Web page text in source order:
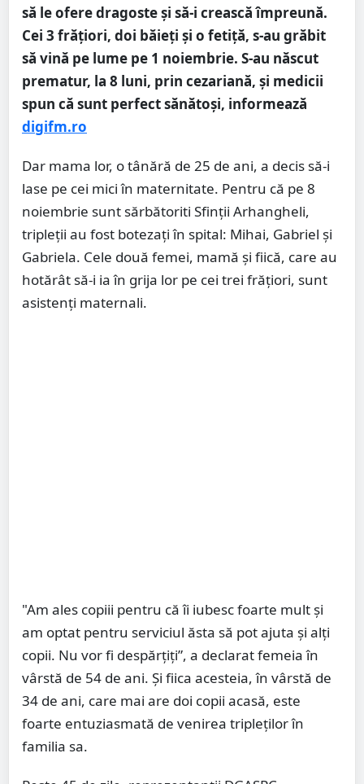
să le ofere dragoste și să-i crească împreună.
Cei 3 frățiori, doi băieți și o fetiță, s-au grăbit
să vină pe lume pe 1 noiembrie. S-au născut
prematur, la 8 luni, prin cezariană, și medicii
spun că sunt perfect sănătoși, informează
digifm.ro
Dar mama lor, o tânără de 25 de ani, a decis să-i
lase pe cei mici în maternitate. Pentru că pe 8
noiembrie sunt sărbătoriti Sfinții Arhangheli,
tripleții au fost botezați în spital: Mihai, Gabriel și
Gabriela. Cele două femei, mamă și fiică, care au
hotărât să-i ia în grija lor pe cei trei frățiori, sunt
asistenți maternali.
"Am ales copiii pentru că îi iubesc foarte mult și
am optat pentru serviciul ăsta să pot ajuta și alți
copii. Nu vor fi despărțiți”, a declarat femeia în
vârstă de 54 de ani. Și fiica acesteia, în vârstă de
34 de ani, care mai are doi copii acasă, este
foarte entuziasmată de venirea tripleților în
familia sa.